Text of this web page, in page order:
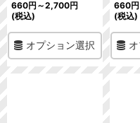
660円 ～2,700円
(税込)
オプション選択
660円
(税込)